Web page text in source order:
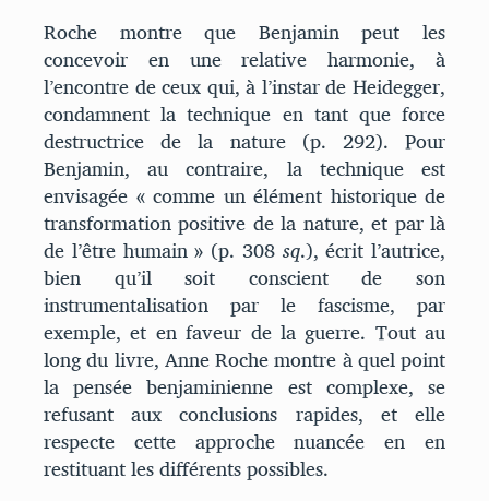
Roche montre que Benjamin peut les
concevoir en une relative harmonie, à
l’encontre de ceux qui, à l’instar de Heidegger,
condamnent la technique en tant que force
destructrice de la nature (p. 292). Pour
Benjamin, au contraire, la technique est
envisagée « comme un élément historique de
transformation positive de la nature, et par là
de l’être humain » (p. 308 sq.), écrit l’autrice,
bien qu’il soit conscient de son
instrumentalisation par le fascisme, par
exemple, et en faveur de la guerre. Tout au
long du livre, Anne Roche montre à quel point
la pensée benjaminienne est complexe, se
refusant aux conclusions rapides, et elle
respecte cette approche nuancée en en
restituant les différents possibles.